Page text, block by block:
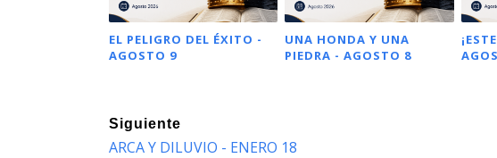
EL PELIGRO DEL ÉXITO -
AGOSTO 9
UNA HONDA Y UNA
PIEDRA - AGOSTO 8
Siguiente
ARCA Y DILUVIO - ENERO 18